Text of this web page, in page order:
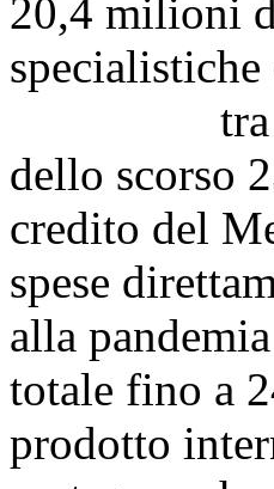
20,4 milioni
tra gli
dello scorso
credito del
spese
alla
totale fino a
prodotto